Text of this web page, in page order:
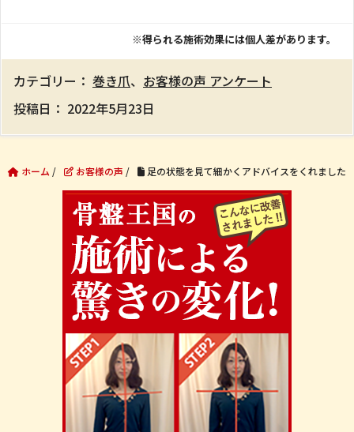
※得られる施術効果には個人差があります。
カテゴリー： 巻き爪、 お客様の声 アンケート
投稿日： 2022年5月23日
ホーム / お客様の声 / 足の状態を見て細かくアドバイスをくれました